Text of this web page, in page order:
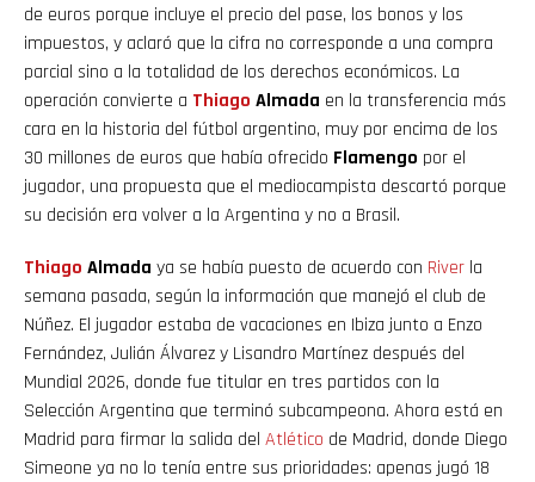
de euros porque incluye el precio del pase, los bonos y los
impuestos, y aclaró que la cifra no corresponde a una compra
parcial sino a la totalidad de los derechos económicos. La
operación convierte a Thiago Almada en la transferencia más
cara en la historia del fútbol argentino, muy por encima de los
30 millones de euros que había ofrecido Flamengo por el
jugador, una propuesta que el mediocampista descartó porque
su decisión era volver a la Argentina y no a Brasil.
Thiago Almada ya se había puesto de acuerdo con River la
semana pasada, según la información que manejó el club de
Núñez. El jugador estaba de vacaciones en Ibiza junto a Enzo
Fernández, Julián Álvarez y Lisandro Martínez después del
Mundial 2026, donde fue titular en tres partidos con la
Selección Argentina que terminó subcampeona. Ahora está en
Madrid para firmar la salida del Atlético de Madrid, donde Diego
Simeone ya no lo tenía entre sus prioridades: apenas jugó 18